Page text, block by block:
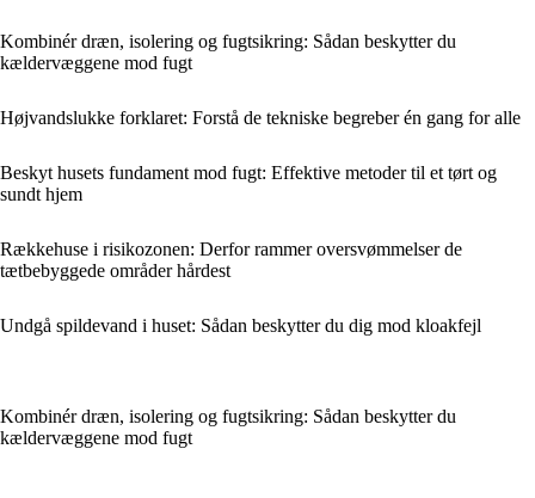
Kombinér dræn, isolering og fugtsikring: Sådan beskytter du
kældervæggene mod fugt
Højvandslukke forklaret: Forstå de tekniske begreber én gang for alle
Beskyt husets fundament mod fugt: Effektive metoder til et tørt og
sundt hjem
Rækkehuse i risikozonen: Derfor rammer oversvømmelser de
tætbebyggede områder hårdest
Undgå spildevand i huset: Sådan beskytter du dig mod kloakfejl
Kombinér dræn, isolering og fugtsikring: Sådan beskytter du
kældervæggene mod fugt